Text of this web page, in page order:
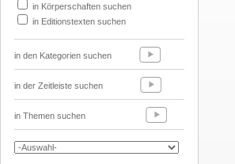
in Körperschaften suchen
in Editionstexten suchen
in den Kategorien suchen
in der Zeitleiste suchen
in Themen suchen